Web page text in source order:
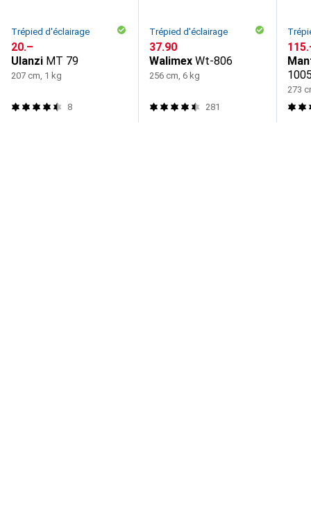
Trépied d'éclairage
CHF
20.–
Ulanzi MT 79
207 cm, 1 kg
8
Trépied d'éclairage
CHF
37.90
Walimex Wt-806
256 cm, 6 kg
281
CHF
273